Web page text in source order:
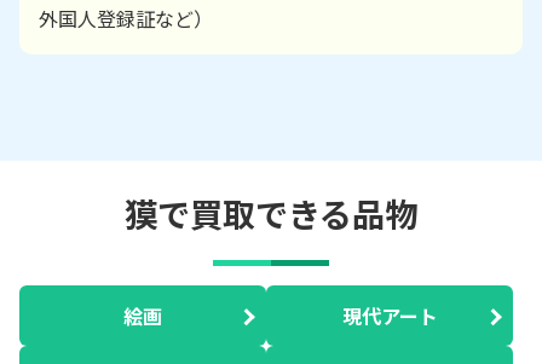
外国人登録証など）
獏で買取できる品物
絵画 現代アート